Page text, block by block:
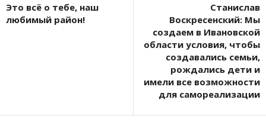
Это всё о тебе, наш
любимый район!
Станислав
Воскресенский: Мы
создаем в Ивановской
области условия, чтобы
создавались семьи,
рождались дети и
имели все возможности
для самореализации